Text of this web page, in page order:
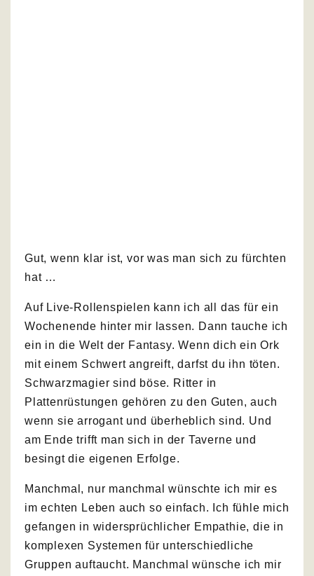
Gut, wenn klar ist, vor was man sich zu fürchten
hat …
Auf Live-Rollenspielen kann ich all das für ein
Wochenende hinter mir lassen. Dann tauche ich
ein in die Welt der Fantasy. Wenn dich ein Ork
mit einem Schwert angreift, darfst du ihn töten.
Schwarzmagier sind böse. Ritter in
Plattenrüstungen gehören zu den Guten, auch
wenn sie arrogant und überheblich sind. Und
am Ende trifft man sich in der Taverne und
besingt die eigenen Erfolge.
Manchmal, nur manchmal wünschte ich mir es
im echten Leben auch so einfach. Ich fühle mich
gefangen in widersprüchlicher Empathie, die in
komplexen Systemen für unterschiedliche
Gruppen auftaucht. Manchmal wünsche ich mir